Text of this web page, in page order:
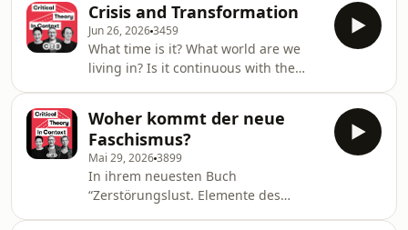
Dipesh Chakrabarty zieht daraus in
den diesjährigen Benjamin-Lectures
eine radikale Konsequenz: Es braucht
ein umfassendes Umdenken, das
nicht nur die politische und
ökonomische Ordnung, das
kapitalistische Weltsystem, in Frage
stellt, sondern auch das
Selbstverständnis
Crisis and Transformation
Jun 26, 20263459
What time is it? What world are we
living in? Is it continuous with the
This episode is devoted to these
questions, specifically in relation to
the meaning of crisis and
transformation. Since the financial
crisis of 2007/2008, there has been a
continuous series of crises that have
Woher kommt der neue
Faschismus?
Mai 29, 20263899
In ihrem neuesten Buch
“Zerstörungslust. Elemente des